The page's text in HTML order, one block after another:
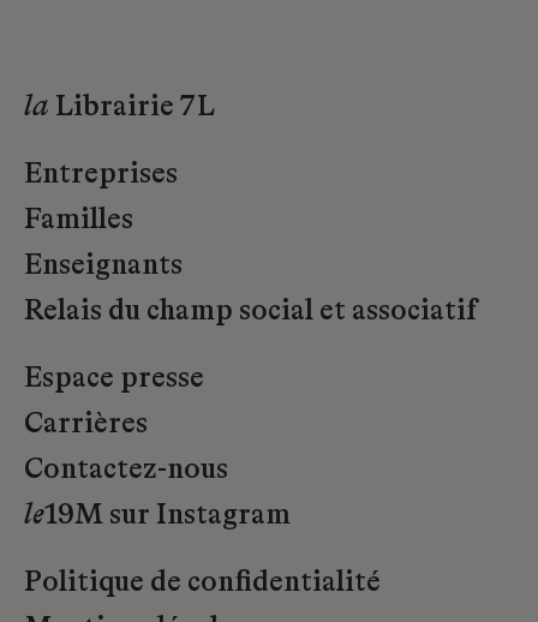
la Librairie 7L
Entreprises
Familles
Enseignants
Relais du champ social et associatif
Espace presse
Carrières
Contactez-nous
le19M sur Instagram
Politique de confidentialité